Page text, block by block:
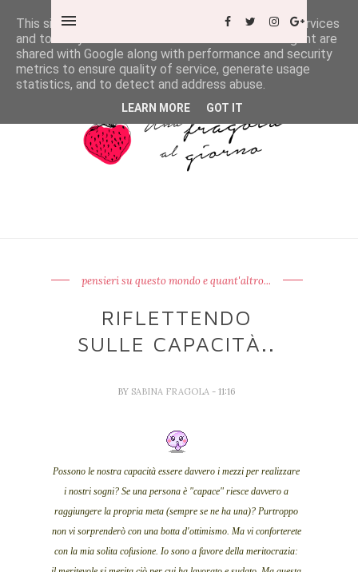
pensieri su questo mondo e quant'altro...
RIFLETTENDO
SULLE CAPACITÀ..
BY SABINA FRAGOLA - 11:16
Possono le nostra capacità essere davvero i mezzi per realizzare
i nostri sogni? Se una persona è "capace" riesce davvero a
raggiungere la propria meta (sempre se ne ha una)? Purtroppo
non vi sorprenderò con una botta d'ottimismo. Ma vi conforterete
con la mia solita cofusione. Io sono a favore della meritocrazia:
This site uses cookies from Google to deliver its services
and to analyze traffic. Your IP address and user-agent are
shared with Google along with performance and security
metrics to ensure quality of service, generate usage
statistics, and to detect and address abuse.
LEARN MORE GOT IT